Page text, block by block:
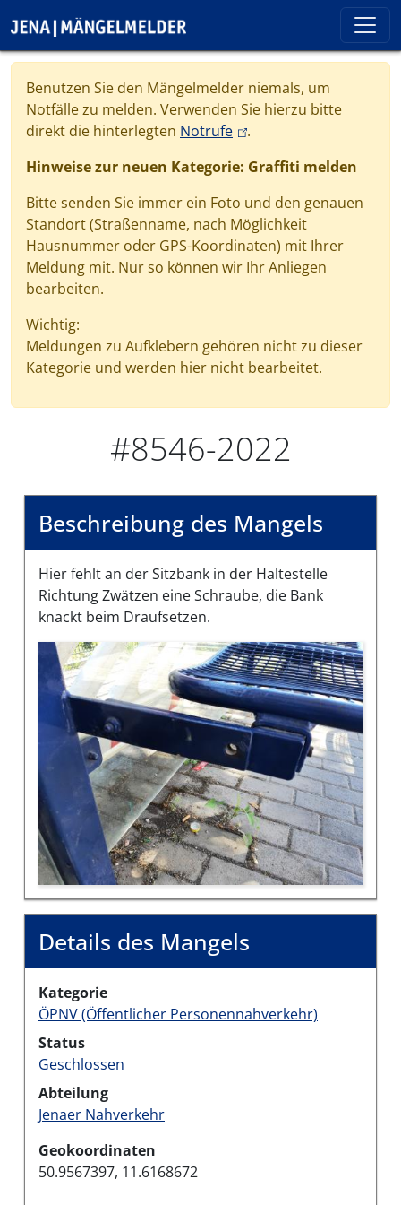
Benutzen Sie den Mängelmelder niemals, um
Notfälle zu melden. Verwenden Sie hierzu bitte
direkt die hinterlegten Notrufe(link is external)
.
Hinweise zur neuen Kategorie: Graffiti melden
Bitte senden Sie immer ein Foto und den genauen
Standort (Straßenname, nach Möglichkeit
Hausnummer oder GPS-Koordinaten) mit Ihrer
Meldung mit. Nur so können wir Ihr Anliegen
bearbeiten.
Wichtig:
Meldungen zu Aufklebern gehören nicht zu dieser
Kategorie und werden hier nicht bearbeitet.
#8546-2022
Beschreibung des Mangels
Hier fehlt an der Sitzbank in der Haltestelle
Richtung Zwätzen eine Schraube, die Bank
knackt beim Draufsetzen.
Bilder des Mangels
Details des Mangels
Kategorie
ÖPNV (Öffentlicher Personennahverkehr)
Status
Geschlossen
Abteilung
Jenaer Nahverkehr
Geokoordinaten
50.9567397, 11.6168672